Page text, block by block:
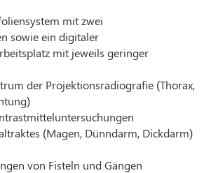
mit zwei
sowie ein digitaler
mit jeweils geringer
der Projektionsradiografie (Thorax,
(Magen, Dünndarm, Dickdarm)
von Fisteln und Gängen